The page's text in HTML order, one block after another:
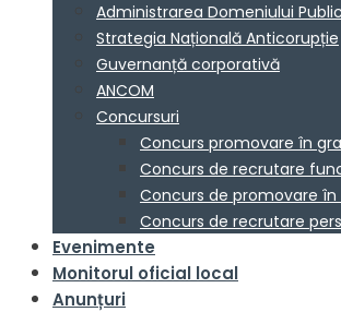
Administrarea Domeniului Public
Strategia Națională Anticorupție
Guvernanță corporativă
ANCOM
Concursuri
Concurs promovare în
Concurs de recrutare
Concurs de promovare în
Concurs de recrutare
Evenimente
Monitorul oficial local
Anunțuri